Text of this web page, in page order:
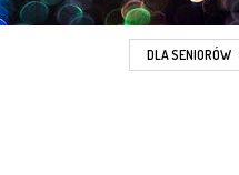
DLA SENIORÓW